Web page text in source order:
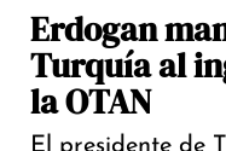
Erdogan
Turquía al
la OTAN